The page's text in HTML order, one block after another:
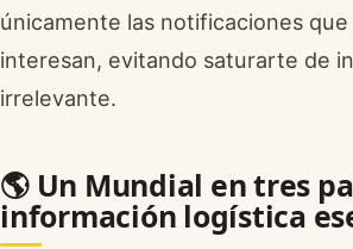
únicamente las notificaciones
interesan, evitando saturarte de
irrelevante.
🌎 Un Mundial en tres
información logística